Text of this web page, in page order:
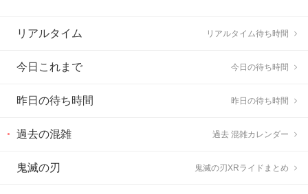
リアルタイム リアルタイム待ち時間
今日これまで 今日の待ち時間
昨日の待ち時間 昨日の待ち時間
過去の混雑 過去 混雑カレンダー
鬼滅の刃 鬼滅の刃XRライドまとめ